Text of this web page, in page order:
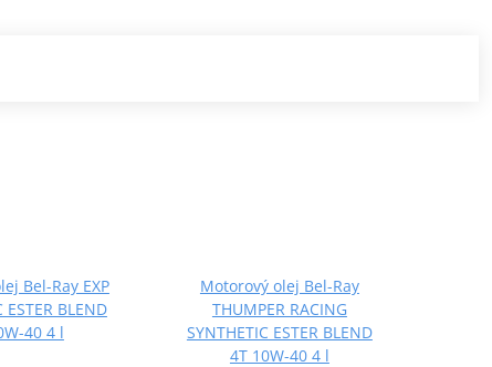
Bel-Ray EXP
ESTER BLEND
40 4 l
Motorový olej Bel-Ray
THUMPER RACING
SYNTHETIC ESTER BLEND
4T 10W-40 4 l